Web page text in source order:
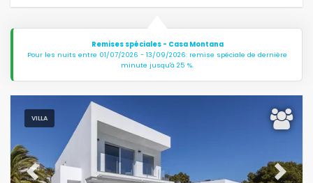
Remises spéciales - Casa Montana
Pour les nuits entre 01/07/2026 - 13/09/2026: remise spéciale de dernière
minute jusqu'à 25 %.
VILLA
Previous Next